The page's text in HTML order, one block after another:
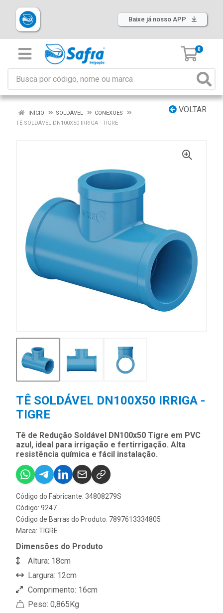
Baixe já nosso APP
0
VOLTAR
INÍCIO SOLDÁVEL
CONEXÕES
TÊ SOLDÁVEL DN100X50 IRRIGA - TIGRE
TÊ SOLDÁVEL DN100X50 IRRIGA -
TIGRE
Tê de Redução Soldável DN100x50 Tigre em PVC
azul, ideal para irrigação e fertirrigação. Alta
resistência química e fácil instalação.
Código do Fabricante: 34808279S
Código: 9247
Código de Barras do Produto: 7897613334805
Marca: TIGRE
Dimensões do Produto
Altura: 18cm
Largura: 12cm
Comprimento: 16cm
Peso: 0,865Kg